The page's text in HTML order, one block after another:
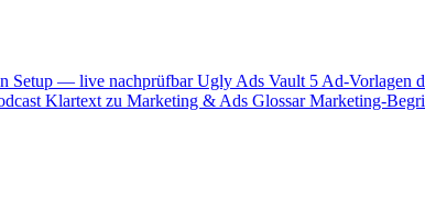
Setup — live nachprüfbar Ugly Ads Vault 5 Ad-Vorlagen
Klartext zu Marketing & Ads Glossar Marketing-